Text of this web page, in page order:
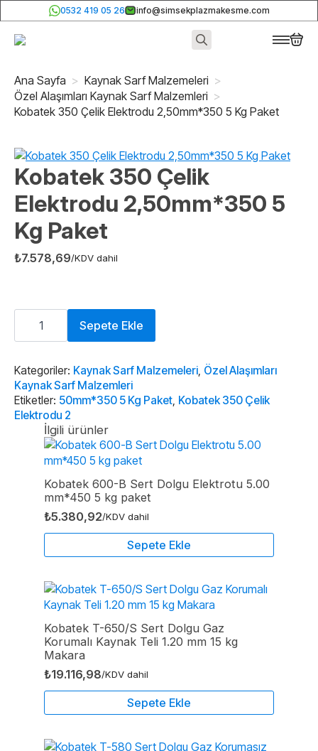
0532 419 05 26 info@simsekplazmakesme.com
for:
Ana Sayfa
Kaynak Sarf Malzemeleri
Özel Alaşımları Kaynak Sarf Malzemleri
Kobatek 350 Çelik Elektrodu 2,50mm*350 5 Kg Paket
Kobatek 350 Çelik
Elektrodu 2,50mm*350 5
Kg Paket
₺7.578,69/KDV dahil
Kobatek
Çelik
5
Kg
Paket
adet
Sepete Ekle
Kategoriler: Kaynak Sarf Malzemeleri, Özel Alaşımları
Kaynak Sarf Malzemleri
Etiketler: 50mm*350 5 Kg Paket, Kobatek 350 Çelik
Elektrodu 2
İlgili ürünler
Kobatek 600-B Sert Dolgu Elektrotu 5.00
mm*450 5 kg paket
₺5.380,92/KDV dahil
Sepete Ekle
Kobatek T-650/S Sert Dolgu Gaz
Korumalı Kaynak Teli 1.20 mm 15 kg
Makara
₺19.116,98/KDV dahil
Sepete Ekle